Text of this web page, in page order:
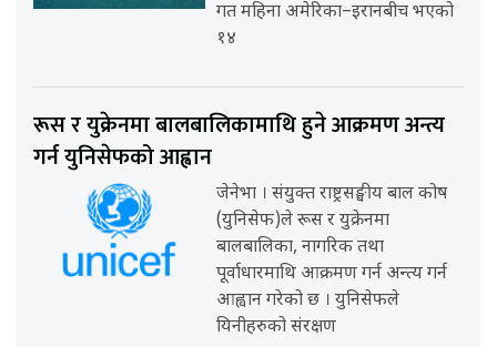
गत महिना अमेरिका–इरानबीच भएको
१४
रूस र युक्रेनमा बालबालिकामाथि हुने आक्रमण अन्त्य
गर्न युनिसेफको आह्वान
जेनेभा । संयुक्त राष्ट्रसङ्घीय बाल कोष
(युनिसेफ)ले रूस र युक्रेनमा
बालबालिका, नागरिक तथा
पूर्वाधारमाथि आक्रमण गर्न अन्त्य गर्न
आह्वान गरेको छ । युनिसेफले
यिनीहरुको संरक्षण